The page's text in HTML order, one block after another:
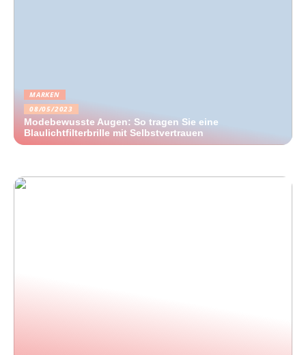
MARKEN
08/05/2023
Modebewusste Augen: So tragen Sie eine
Blaulichtfilterbrille mit Selbstvertrauen